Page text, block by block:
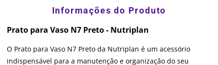
Prato para Vaso N7 Preto - Nutriplan
O Prato para Vaso N7 Preto da Nutriplan é um acessório
indispensável para a manutenção e organização do seu